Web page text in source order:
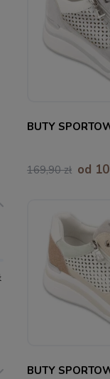
37
BUTY
169,90 zł od
37
BUTY